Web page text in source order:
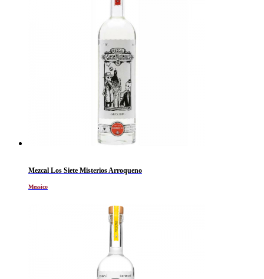
Mezcal Los Siete Misterios Arroqueno
Messico